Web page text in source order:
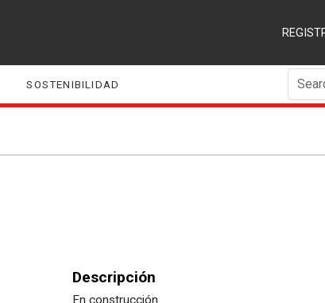
SOSTENIBILIDAD
Descripción
En construcción